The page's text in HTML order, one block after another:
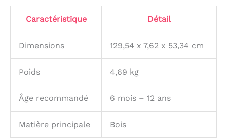
Caractéristique Détail
Dimensions 129,54 x 7,62 x 53,34 cm
Poids 4,69 kg
Âge recommandé 6 mois – 12 ans
Matière principale Bois